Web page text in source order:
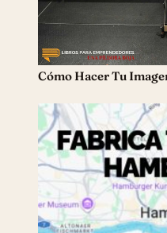
Cómo Hacer Tu